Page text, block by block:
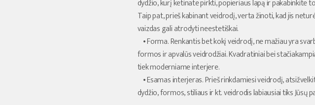
dydžio, kurį ketinate pirkti, popieriaus lapą ir
Taip pat, prieš kabinant veidrodį, verta žinoti, kad jis
vaizdas gali atrodyti neestetiškai.
• Forma. Renkantis bet kokį veidrodį, ne mažiau yra
formos ir apvalūs veidrodžiai. Kvadratiniai bei
tiek moderniame interjere.
• Esamas interjeras. Prieš rinkdamiesi veidrodį,
dydžio, formos, stiliaus ir kt. veidrodis labiausiai tiks Jūsų